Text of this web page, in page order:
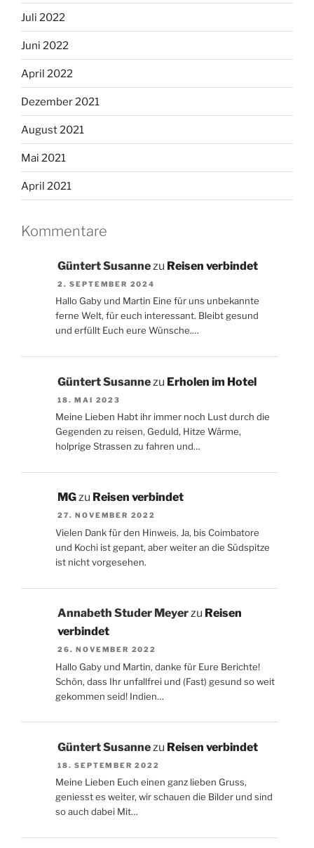
Juli 2022
Juni 2022
April 2022
Dezember 2021
August 2021
Mai 2021
April 2021
Kommentare
Güntert Susannezu Reisen verbindet
2. SEPTEMBER 2024
Hallo Gaby und Martin Eine für uns unbekannte
ferne Welt, für euch interessant. Bleibt gesund
und erfüllt Euch eure Wünsche.…
Güntert Susanne zu Erholen im Hotel
18. MAI 2023
Meine Lieben Habt ihr immer noch Lust durch die
Gegenden zu reisen, Geduld, Hitze Wärme,
holprige Strassen zu fahren und…
MGzu Reisen verbindet
27. NOVEMBER 2022
Vielen Dank für den Hinweis. Ja, bis Coimbatore
und Kochi ist gepant, aber weiter an die Südspitze
ist nicht vorgesehen.
Annabeth Studer Meyerzu Reisen
verbindet
26. NOVEMBER 2022
Hallo Gaby und Martin, danke für Eure Berichte!
Schön, dass Ihr unfallfrei und (Fast) gesund so weit
gekommen seid! Indien…
Güntert Susannezu Reisen verbindet
18. SEPTEMBER 2022
Meine Lieben Euch einen ganz lieben Gruss,
geniesst es weiter, wir schauen die Bilder und sind
so auch dabei Mit…